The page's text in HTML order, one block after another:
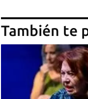
También te